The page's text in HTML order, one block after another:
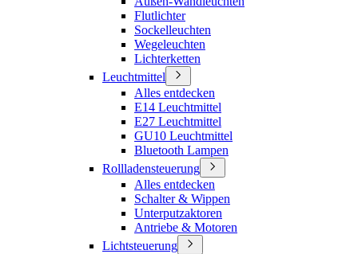
Flutlichter
Sockelleuchten
Wegeleuchten
Lichterketten
Leuchtmittel
Alles entdecken
E14 Leuchtmittel
E27 Leuchtmittel
GU10 Leuchtmittel
Bluetooth Lampen
Rollladensteuerung
Alles entdecken
Schalter & Wippen
Unterputzaktoren
Antriebe & Motoren
Lichtsteuerung